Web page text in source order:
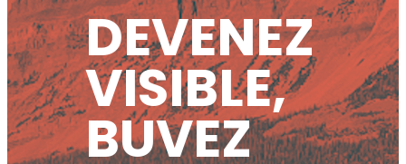
DEVENEZ
VISIBLE,
BUVEZ